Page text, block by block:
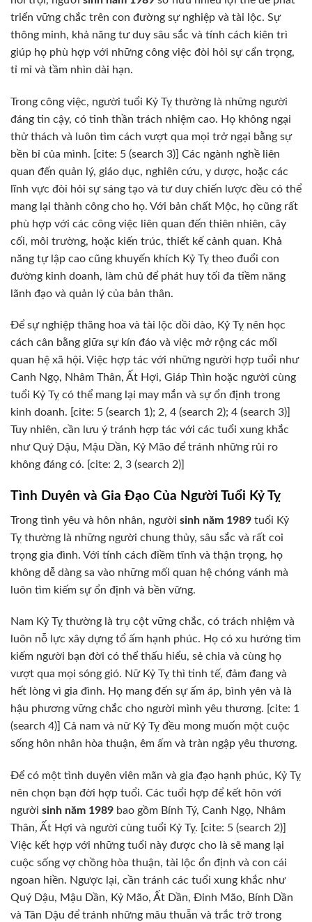
triển vững chắc trên con đường sự nghiệp và tài lộc. Sự
thông minh, khả năng tư duy sâu sắc và tính cách kiên trì
giúp họ phù hợp với những công việc đòi hỏi sự cẩn trọng,
tỉ mỉ và tầm nhìn dài hạn.
Trong công việc, người tuổi Kỷ Tỵ thường là những người
đáng tin cậy, có tinh thần trách nhiệm cao. Họ không ngại
thử thách và luôn tìm cách vượt qua mọi trở ngại bằng sự
bền bỉ của mình. [cite: 5 (search 3)] Các ngành nghề liên
quan đến quản lý, giáo dục, nghiên cứu, y dược, hoặc các
lĩnh vực đòi hỏi sự sáng tạo và tư duy chiến lược đều có thể
mang lại thành công cho họ. Với bản chất Mộc, họ cũng rất
phù hợp với các công việc liên quan đến thiên nhiên, cây
cối, môi trường, hoặc kiến trúc, thiết kế cảnh quan. Khả
năng tự lập cao cũng khuyến khích Kỷ Tỵ theo đuổi con
đường kinh doanh, làm chủ để phát huy tối đa tiềm năng
lãnh đạo và quản lý của bản thân.
Để sự nghiệp thăng hoa và tài lộc dồi dào, Kỷ Tỵ nên học
cách cân bằng giữa sự kín đáo và việc mở rộng các mối
quan hệ xã hội. Việc hợp tác với những người hợp tuổi như
Canh Ngọ, Nhâm Thân, Ất Hợi, Giáp Thìn hoặc người cùng
tuổi Kỷ Tỵ có thể mang lại may mắn và sự ổn định trong
kinh doanh. [cite: 5 (search 1); 2, 4 (search 2); 4 (search 3)]
Tuy nhiên, cần lưu ý tránh hợp tác với các tuổi xung khắc
như Quý Dậu, Mậu Dần, Kỷ Mão để tránh những rủi ro
không đáng có. [cite: 2, 3 (search 2)]
Tình Duyên và Gia Đạo Của Người Tuổi Kỷ Tỵ
Trong tình yêu và hôn nhân, người sinh năm 1989 tuổi Kỷ
Tỵ thường là những người chung thủy, sâu sắc và rất coi
trọng gia đình. Với tính cách điềm tĩnh và thận trọng, họ
không dễ dàng sa vào những mối quan hệ chóng vánh mà
luôn tìm kiếm sự ổn định và bền vững.
Nam Kỷ Tỵ thường là trụ cột vững chắc, có trách nhiệm và
luôn nỗ lực xây dựng tổ ấm hạnh phúc. Họ có xu hướng tìm
kiếm người bạn đời có thể thấu hiểu, sẻ chia và cùng họ
vượt qua mọi sóng gió. Nữ Kỷ Tỵ thì tinh tế, đảm đang và
hết lòng vì gia đình. Họ mang đến sự ấm áp, bình yên và là
hậu phương vững chắc cho người mình yêu thương. [cite: 1
(search 4)] Cả nam và nữ Kỷ Tỵ đều mong muốn một cuộc
sống hôn nhân hòa thuận, êm ấm và tràn ngập yêu thương.
Để có một tình duyên viên mãn và gia đạo hạnh phúc, Kỷ Tỵ
nên chọn bạn đời hợp tuổi. Các tuổi hợp để kết hôn với
người sinh năm 1989 bao gồm Bính Tý, Canh Ngọ, Nhâm
Thân, Ất Hợi và người cùng tuổi Kỷ Tỵ. [cite: 5 (search 2)]
Việc kết hợp với những tuổi này được cho là sẽ mang lại
cuộc sống vợ chồng hòa thuận, tài lộc ổn định và con cái
ngoan hiền. Ngược lại, cần tránh các tuổi xung khắc như
Quý Dậu, Mậu Dần, Kỷ Mão, Ất Dần, Đinh Mão, Bính Dần
và Tân Dậu để tránh những mâu thuẫn và trắc trở trong